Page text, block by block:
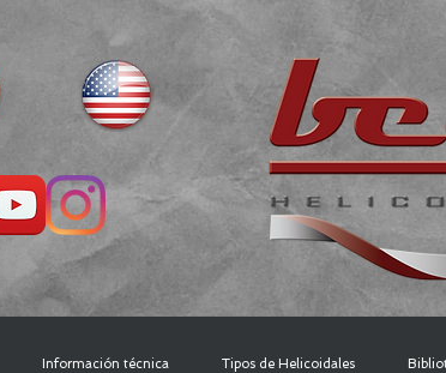
Información técnica Tipos de Helicoidales